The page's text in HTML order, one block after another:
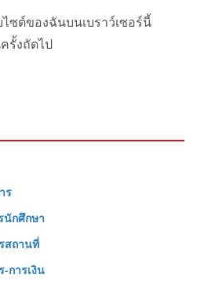
ซต์ของฉันบนเบราว์เซอร์นี้
รั้งถัดไป
ร
นักศึกษา
สถานที่
การเงิน